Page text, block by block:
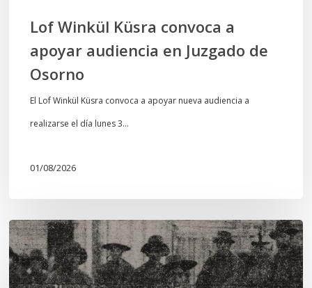
Lof Winkül Küsra convoca a
apoyar audiencia en Juzgado de
Osorno
El Lof Winkül Küsra convoca a apoyar nueva audiencia a
realizarse el día lunes 3…
01/08/2026
Chawrakawin:
Palimpsesto
explora